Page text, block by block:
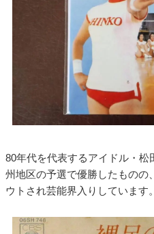
80年代を代表するアイドル・
州地区の予選で優勝したものの
ウトされ芸能界入りしています。